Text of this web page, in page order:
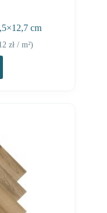
cm
zł/ m²)